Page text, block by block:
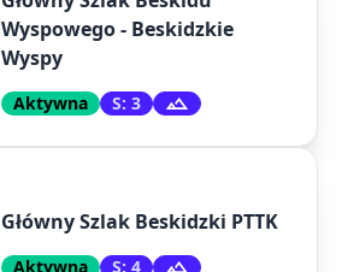
Wyspowego - Beskidzkie
Wyspy
Aktywna S: 3
Główny Szlak Beskidzki PTTK
Aktywna S: 4